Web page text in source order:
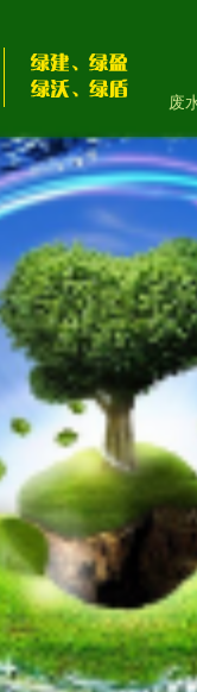
废